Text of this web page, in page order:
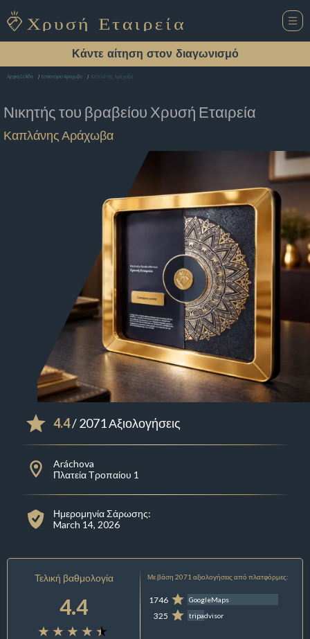
Κάντε αίτηση στον διαγωνισμό
Αρχική Σελίδα Εστιατόριο Αράχωβα Καπλάνης Αράχωβα
Νικητής του βραβείου Χρυσή Εταιρεία
Καπλάνης Αράχωβα
4.4/ 2071 Αξιολογήσεις
Aráchova
Πλατεία Τροπαίου 1
Ημερομηνία Σάρωσης:
March 14, 2026
Τελική βαθμολογία
4.4
Με βάση 2071 αξιολογήσεις από πλατφόρμες:
1746 GoogleMaps
325 tripadvisor